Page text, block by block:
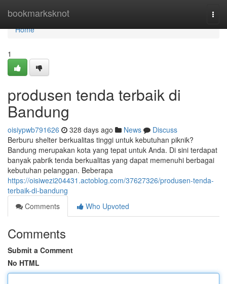
bookmarksknot
Home
Home
1
produsen tenda terbaik di
Bandung
oisiypwb791626 328 days ago News
Discuss
Berburu shelter berkualitas tinggi untuk kebutuhan piknik?
Bandung merupakan kota yang tepat untuk Anda. Di sini terdapat
banyak pabrik tenda berkualitas yang dapat memenuhi berbagai
kebutuhan pelanggan. Beberapa
https://oisiwezi204431.actoblog.com/37627326/produsen-tenda-
terbaik-di-bandung
Comments
Who Upvoted
Comments
Submit a Comment
No HTML